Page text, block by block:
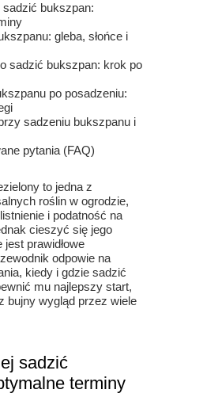
sadzić bukszpan:
gleba, słońce i
sadzić bukszpan: krok po
po posadzeniu:
sadzeniu bukszpanu i
pytania (FAQ)
to jedna z
roślin w ogrodzie,
i podatność na
cieszyć się jego
prawidłowe
odpowie na
kiedy i gdzie sadzić
mu najlepszy start,
bujny wygląd przez wiele
sadzić
terminy